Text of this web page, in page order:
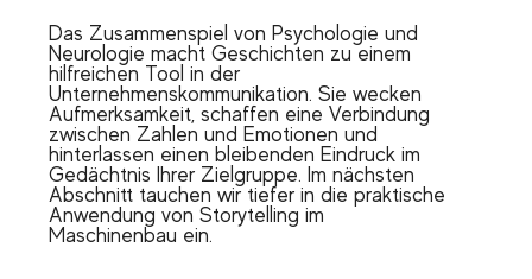
Das Zusammenspiel von Psychologie und
Neurologie macht Geschichten zu einem
hilfreichen Tool in der
Unternehmenskommunikation. Sie wecken
Aufmerksamkeit, schaffen eine Verbindung
zwischen Zahlen und Emotionen und
hinterlassen einen bleibenden Eindruck im
Gedächtnis Ihrer Zielgruppe. Im nächsten
Abschnitt tauchen wir tiefer in die praktische
Anwendung von Storytelling im
Maschinenbau ein.